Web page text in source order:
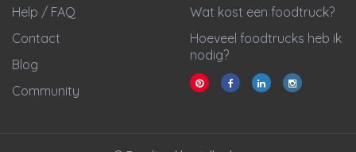
Help / FAQ
Contact
Blog
Community
Wat kost een foodtruck?
Hoeveel foodtrucks heb ik
nodig?